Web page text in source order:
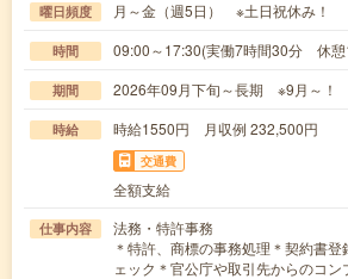
曜日頻度 月～金（週5日） ※土日祝休み！
時間 09:00～17:30(実働7時間30分 休憩
期間 2026年09月下旬～長期 ※9月～！
時給 時給1550円 月収例 232,500円
交通費
全額支給
仕事内容
法務・特許事務
＊特許、商標の事務処理＊契約書
ェック＊官公庁や取引先からのコ